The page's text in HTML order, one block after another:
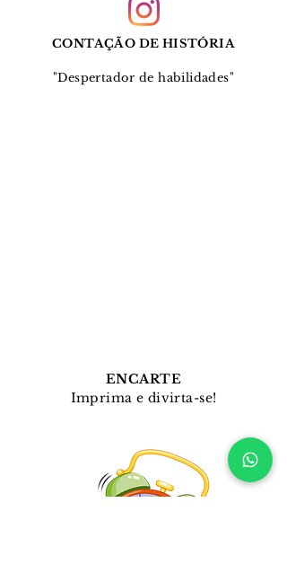
CONTAÇÃO DE HISTÓRIA
"Despertador de habilidades"
ENCARTE
Imprima e divirta-se!